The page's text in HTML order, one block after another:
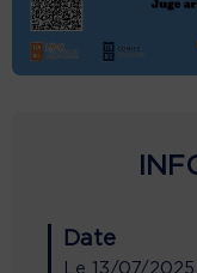
Date
Le 13/07/2025